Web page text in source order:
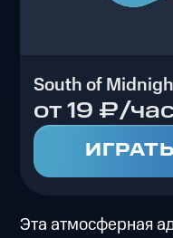
South of
от 19 ₽/
Эта атмосферная